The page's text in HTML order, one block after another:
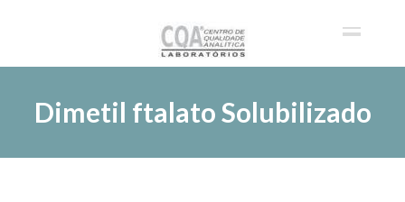
Dimetil ftalato Solubilizado